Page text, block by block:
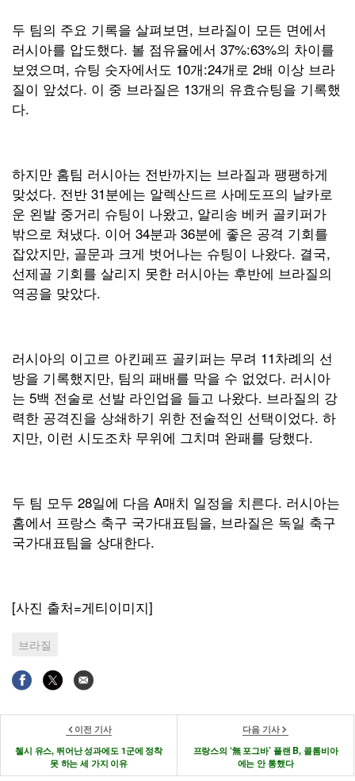
두 팀의 주요 기록을 살펴보면, 브라질이 모든 면에서
러시아를 압도했다. 볼 점유율에서 37%:63%의 차이를
보였으며, 슈팅 숫자에서도 10개:24개로 2배 이상 브라
질이 앞섰다. 이 중 브라질은 13개의 유효슈팅을 기록했
다.
하지만 홈팀 러시아는 전반까지는 브라질과 팽팽하게
맞섰다. 전반 31분에는 알렉산드르 사메도프의 날카로
운 왼발 중거리 슈팅이 나왔고, 알리송 베커 골키퍼가
밖으로 쳐냈다. 이어 34분과 36분에 좋은 공격 기회를
잡았지만, 골문과 크게 벗어나는 슈팅이 나왔다. 결국,
선제골 기회를 살리지 못한 러시아는 후반에 브라질의
역공을 맞았다.
러시아의 이고르 아킨페프 골키퍼는 무려 11차례의 선
방을 기록했지만, 팀의 패배를 막을 수 없었다. 러시아
는 5백 전술로 선발 라인업을 들고 나왔다. 브라질의 강
력한 공격진을 상쇄하기 위한 전술적인 선택이었다. 하
지만, 이런 시도조차 무위에 그치며 완패를 당했다.
두 팀 모두 28일에 다음 A매치 일정을 치른다. 러시아는
홈에서 프랑스 축구 국가대표팀을, 브라질은 독일 축구
국가대표팀을 상대한다.
[사진 출처=게티이미지]
브라질
이전 기사
첼시 유스, 뛰어난 성과에도 1군에 정착
못 하는 세 가지 이유
다음 기사
프랑스의 ‘無 포그바’ 플랜 B, 콜롬비아
에는 안 통했다